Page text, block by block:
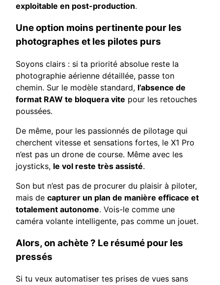
exploitable en post-production.
Une option moins pertinente pour les
photographes et les pilotes purs
Soyons clairs : si ta priorité absolue reste la
photographie aérienne détaillée, passe ton
chemin. Sur le modèle standard, l’absence de
format RAW te bloquera vite pour les retouches
poussées.
De même, pour les passionnés de pilotage qui
cherchent vitesse et sensations fortes, le X1 Pro
n’est pas un drone de course. Même avec les
joysticks, le vol reste très assisté.
Son but n’est pas de procurer du plaisir à piloter,
mais de capturer un plan de manière efficace et
totalement autonome. Vois-le comme une
caméra volante intelligente, pas comme un jouet.
Alors, on achète ? Le résumé pour les
pressés
Si tu veux automatiser tes prises de vues sans